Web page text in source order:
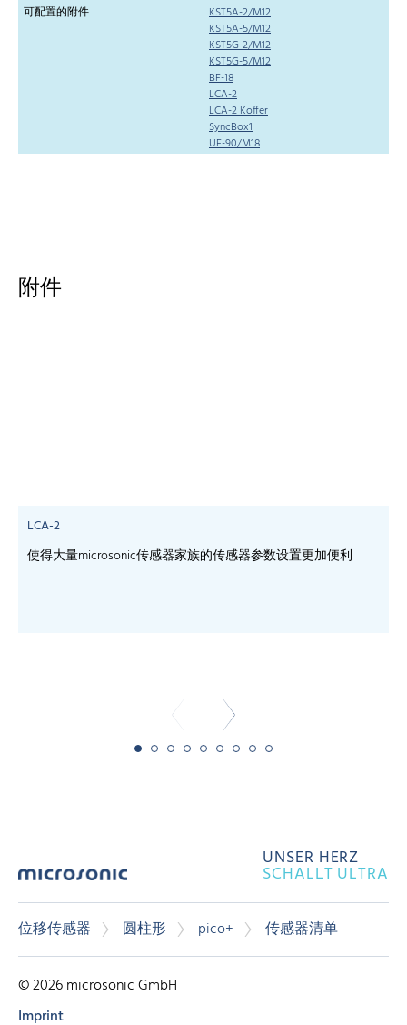
可配置的附件
KST5A-2/M12
KST5A-5/M12
KST5G-2/M12
KST5G-5/M12
BF-18
LCA-2
LCA-2 Koffer
SyncBox1
UF-90/M18
附件
LCA-2
使得大量microsonic传感器家族的传感器参数设置更加便利
UNSER HERZ
SCHALLT ULTRA
位移传感器 圆柱形 pico+ 传感器清单
© 2026 microsonic GmbH
Imprint